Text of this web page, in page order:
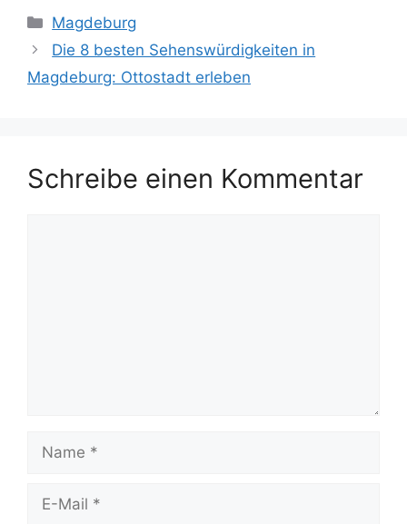
Kategorien
Magdeburg
Die 8 besten Sehenswürdigkeiten in
Magdeburg: Ottostadt erleben
Schreibe einen Kommentar
Name